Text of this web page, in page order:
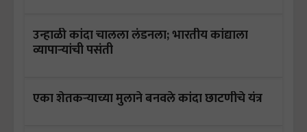
उन्हाळी कांदा चालला लंडनला; भारतीय कांद्याला
व्यापाऱ्यांची पसंती
एका शेतकऱ्याच्या मुलाने बनवले कांदा छाटणीचे यंत्र